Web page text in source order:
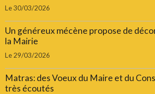
Le 30/03/2026
Un généreux mécène propose de
la Mairie
Le 29/03/2026
Matras: des Voeux du Maire et du
très écoutés